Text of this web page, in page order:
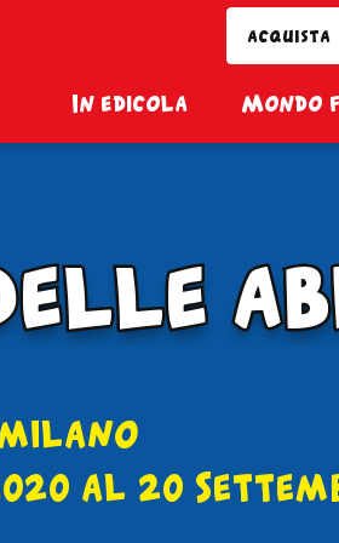
acquista
In edicola Mondo
al 20